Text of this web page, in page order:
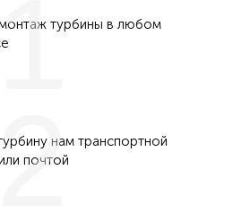
турбины в любом
нам транспортной
почтой